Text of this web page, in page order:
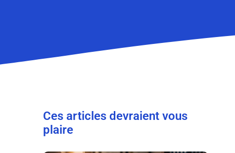
Ces articles devraient vous
plaire